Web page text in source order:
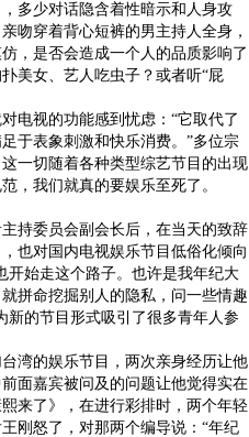
多少对话隐含着性暗示和人身攻
吻穿着背心短裤的男主持人全身，
，是否会造成一个人的品质影响了
美女、艺人吃虫子？或者听“屁
视的功能感到忧虑：“它取代了
于表象刺激和快乐消费。”多位宗
一切随着各种类型综艺节目的出现
，我们就真的要娱乐至死了。
持委员会副会长后，在当天的致辞
也对国内电视娱乐节目低俗化倾向
开始走这个路子。也许是我年纪大
拼命挖掘别人的隐私，问一些情趣
新的节目形式吸引了很多青年人参
的娱乐节目，两次亲身经历让他
面嘉宾被问及的问题让他觉得实在
来了》，在进行彩排时，两个年轻
刚怒了，对那两个编导说：“年纪